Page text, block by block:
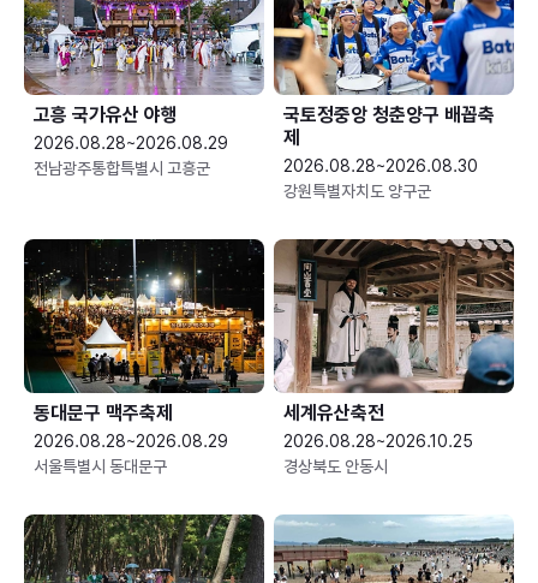
고흥 국가유산 야행
2026.08.28~2026.08.29
전남광주통합특별시 고흥군
국토정중앙 청춘양구 배꼽축
제
2026.08.28~2026.08.30
강원특별자치도 양구군
동대문구 맥주축제
2026.08.28~2026.08.29
서울특별시 동대문구
세계유산축전
2026.08.28~2026.10.25
경상북도 안동시